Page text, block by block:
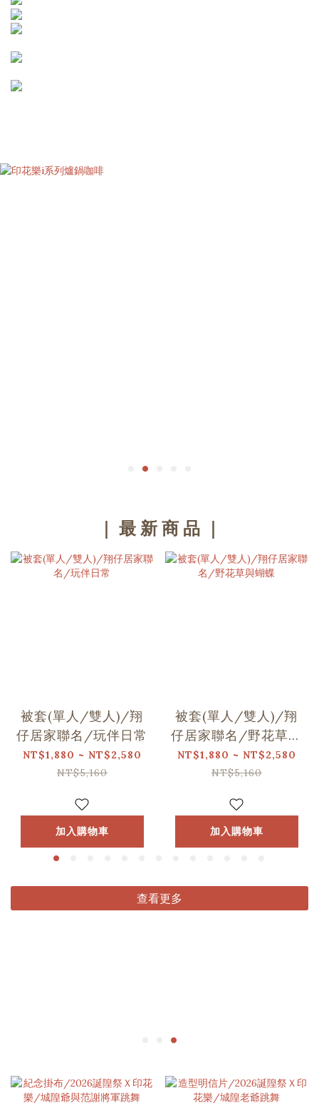
｜ 最 新 商 品 ｜
被套(單人/雙人)/翔
仔居家聯名/玩伴日常
NT$1,880 ~ NT$2,580
NT$5,160
加入購物車
被套(單人/雙人)/翔
仔居家聯名/野花草與
蝴蝶
NT$1,880 ~ NT$2,580
NT$5,160
加入購物車
查看更多